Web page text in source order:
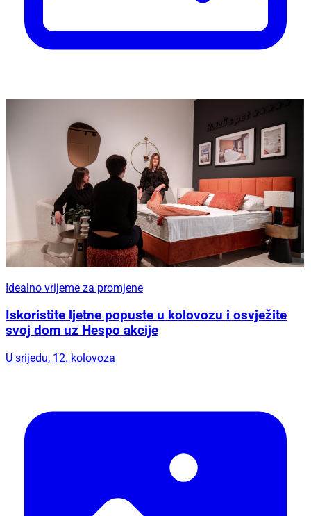
Idealno vrijeme za promjene
Iskoristite ljetne popuste u kolovozu i osvježite
svoj dom uz Hespo akcije
U srijedu, 12. kolovoza